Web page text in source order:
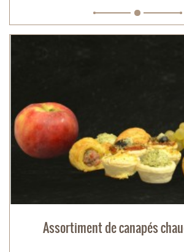
Assortiment de canapés